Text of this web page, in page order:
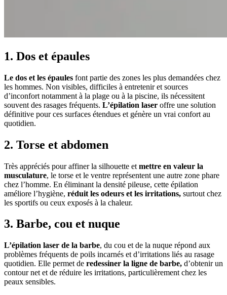
1. Dos et épaules
Le dos et les épaules font partie des zones les plus demandées chez
les hommes. Non visibles, difficiles à entretenir et sources
d’inconfort notamment à la plage ou à la piscine, ils nécessitent
souvent des rasages fréquents. L’épilation laser offre une solution
définitive pour ces surfaces étendues et génère un vrai confort au
quotidien.
2. Torse et abdomen
Très appréciés pour affiner la silhouette et mettre en valeur la
musculature, le torse et le ventre représentent une autre zone phare
chez l’homme. En éliminant la densité pileuse, cette épilation
améliore l’hygiène, réduit les odeurs et les irritations, surtout chez
les sportifs ou ceux exposés à la chaleur.
3. Barbe, cou et nuque
L’épilation laser de la barbe, du cou et de la nuque répond aux
problèmes fréquents de poils incarnés et d’irritations liés au rasage
quotidien. Elle permet de redessiner la ligne de barbe, d’obtenir un
contour net et de réduire les irritations, particulièrement chez les
peaux sensibles.